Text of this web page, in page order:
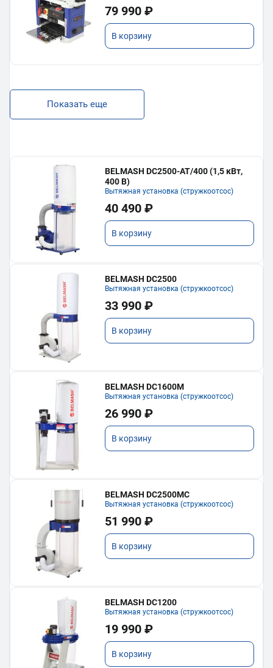
79 990 ₽
В корзину
Показать еще
BELMASH DC2500-AT/400 (1,5 кВт,
400 В)
Вытяжная установка (стружкоотсос)
40 490 ₽
В корзину
BELMASH DC2500
Вытяжная установка (стружкоотсос)
33 990 ₽
В корзину
BELMASH DC1600M
Вытяжная установка (стружкоотсос)
26 990 ₽
В корзину
BELMASH DC2500MC
Вытяжная установка (стружкоотсос)
51 990 ₽
В корзину
BELMASH DC1200
Вытяжная установка (стружкоотсос)
19 990 ₽
В корзину